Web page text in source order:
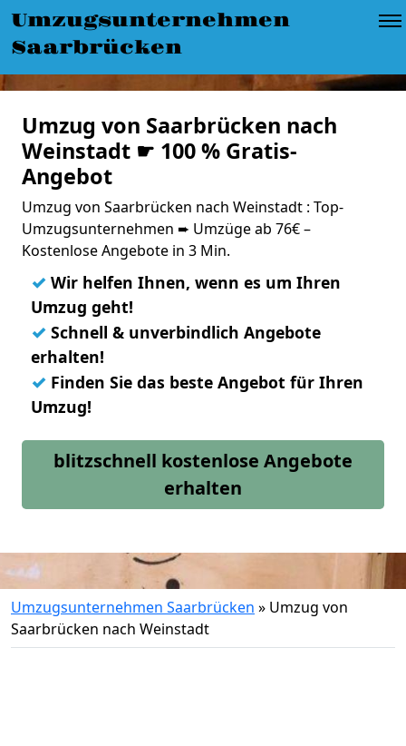
Umzugsunternehmen
Saarbrücken
Umzug von Saarbrücken nach
Weinstadt ☛ 100 % Gratis-
Angebot
Umzug von Saarbrücken nach Weinstadt : Top-
Umzugsunternehmen ➨ Umzüge ab 76€ –
Kostenlose Angebote in 3 Min.
✓ Wir helfen Ihnen, wenn es um Ihren
Umzug geht!
✓ Schnell & unverbindlich Angebote
erhalten!
✓ Finden Sie das beste Angebot für Ihren
Umzug!
blitzschnell kostenlose Angebote
erhalten
Umzugsunternehmen Saarbrücken » Umzug von
Saarbrücken nach Weinstadt